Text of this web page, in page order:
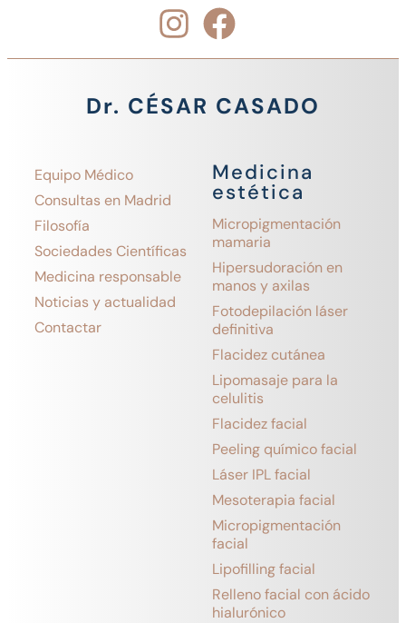
Dr. CÉSAR CASADO
Equipo Médico
Consultas en Madrid
Filosofía
Sociedades Científicas
Medicina responsable
Noticias y actualidad
Contactar
Medicina
estética
Micropigmentación
mamaria
Hipersudoración en
manos y axilas
Fotodepilación láser
definitiva
Flacidez cutánea
Lipomasaje para la
celulitis
Flacidez facial
Peeling químico facial
Láser IPL facial
Mesoterapia facial
Micropigmentación
facial
Lipofilling facial
Relleno facial con ácido
hialurónico